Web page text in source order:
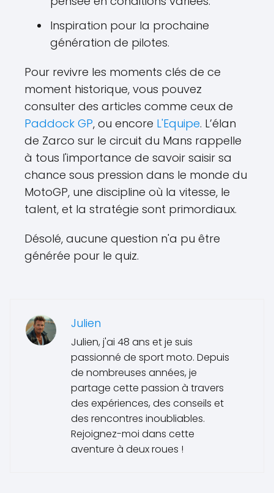
Inspiration pour la prochaine
génération de pilotes.
Pour revivre les moments clés de ce
moment historique, vous pouvez
consulter des articles comme ceux de
Paddock GP, ou encore L'Equipe. L’élan
de Zarco sur le circuit du Mans rappelle
à tous l'importance de savoir saisir sa
chance sous pression dans le monde du
MotoGP, une discipline où la vitesse, le
talent, et la stratégie sont primordiaux.
Désolé, aucune question n'a pu être
générée pour le quiz.
Julien
Julien, j'ai 48 ans et je suis
passionné de sport moto. Depuis
de nombreuses années, je
partage cette passion à travers
des expériences, des conseils et
des rencontres inoubliables.
Rejoignez-moi dans cette
aventure à deux roues !